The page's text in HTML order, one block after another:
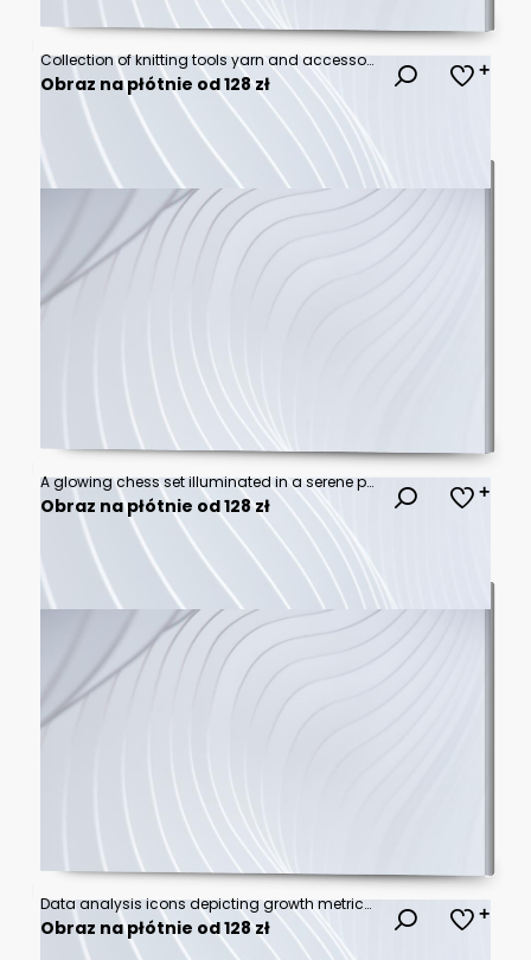
Collection of knitting tools yarn and accessories
Obraz na płótnie od 128 zł
A glowing chess set illuminated in a serene park, surrounded by trees
Obraz na płótnie od 128 zł
Data analysis icons depicting growth metrics and insights on white background. Editable stroke
Obraz na płótnie od 128 zł